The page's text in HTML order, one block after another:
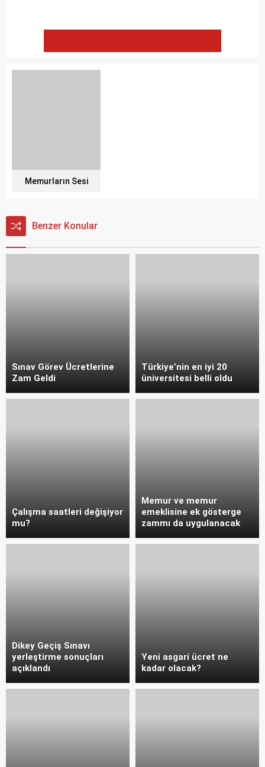
Memurların Sesi
Benzer Konular
Sınav Görev Ücretlerine
Zam Geldi
Türkiye’nin en iyi 20
üniversitesi belli oldu
Çalışma saatleri değişiyor
mu?
Memur ve memur
emeklisine ek gösterge
zammı da uygulanacak
Dikey Geçiş Sınavı
yerleştirme sonuçları
açıklandı
Yeni asgari ücret ne
kadar olacak?